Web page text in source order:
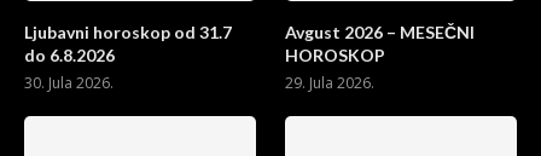
Ljubavni horoskop od 31.7
do 6.8.2026
30. Jula 2026.
Avgust 2026 – MESEČNI
HOROSKOP
29. Jula 2026.